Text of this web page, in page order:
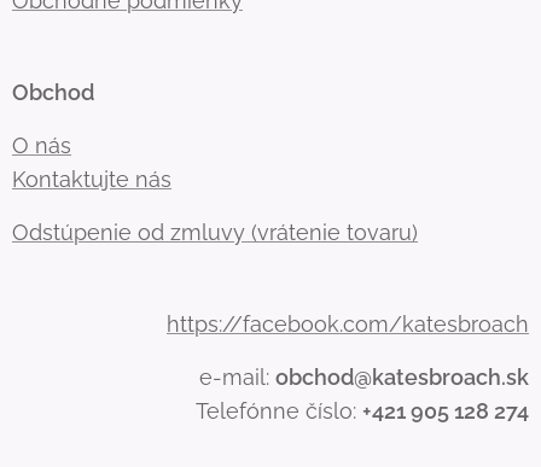
Obchod
O nás
Kontaktujte nás
Odstúpenie od zmluvy (vrátenie tovaru)
https://facebook.com/katesbroach
e-mail: obchod@katesbroach.sk
Telefónne číslo: +421 905 128 274